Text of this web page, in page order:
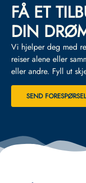
FÅ ET
DIN
Vi hjelper deg med
reiser alene eller
eller andre. Fyll ut
SEND